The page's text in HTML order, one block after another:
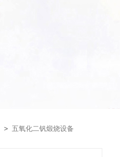
> 五氧化二钒煅烧设备